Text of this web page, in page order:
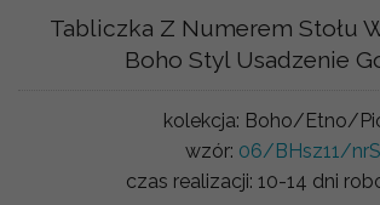
Tabliczka Z Numerem Stołu
Boho Styl Usadzenie
kolekcja: Boho/Etno/
wzór: 06/BHsz11/nrS
czas realizacji: 10-14 dni